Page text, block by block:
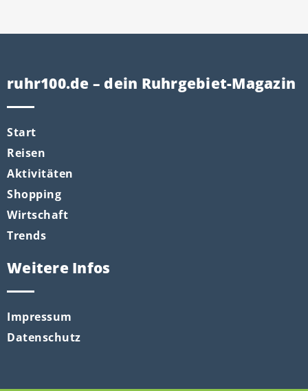
ruhr100.de – dein Ruhrgebiet-Magazin
Start
Reisen
Aktivitäten
Shopping
Wirtschaft
Trends
Weitere Infos
Impressum
Datenschutz